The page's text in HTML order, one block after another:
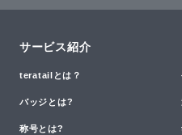
サービス紹介
teratailとは？
バッジとは?
称号とは?